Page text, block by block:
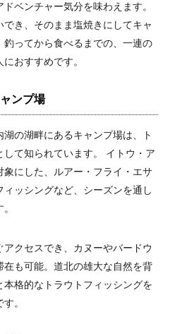
ベンチャー気分を味わえます。
き、そのまま塩焼きにしてキャ
釣ってから食べるまでの、一連の
おすすめです。
ンプ場
の湖畔にあるキャンプ場は、ト
て知られています。 イトウ・ア
象にした、ルアー・フライ・エサ
ッシングなど、シーズンを通し
クセスでき、カヌーやバードウ
在も可能。道北の雄大な自然を背
格的なトラウトフィッシングを
。